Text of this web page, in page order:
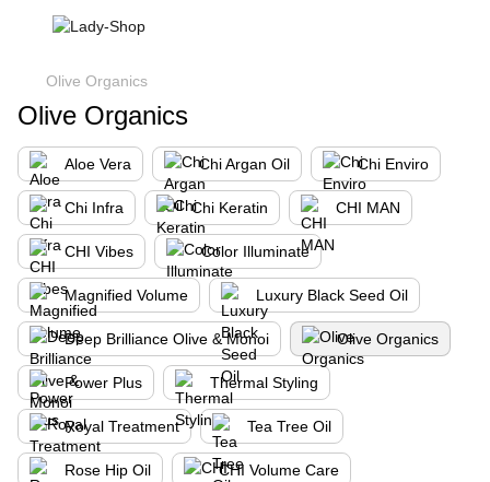
Olive Organics
Olive Organics
Aloe Vera Chi Argan Oil Chi Enviro
Chi Infra Chi Keratin CHI MAN
CHI Vibes Color Illuminate
Magnified Volume Luxury Black Seed Oil
Deep Brilliance Olive & Monoi Olive Organics
Power Plus Thermal Styling
Royal Treatment Tea Tree Oil
Rose Hip Oil CHI Volume Care